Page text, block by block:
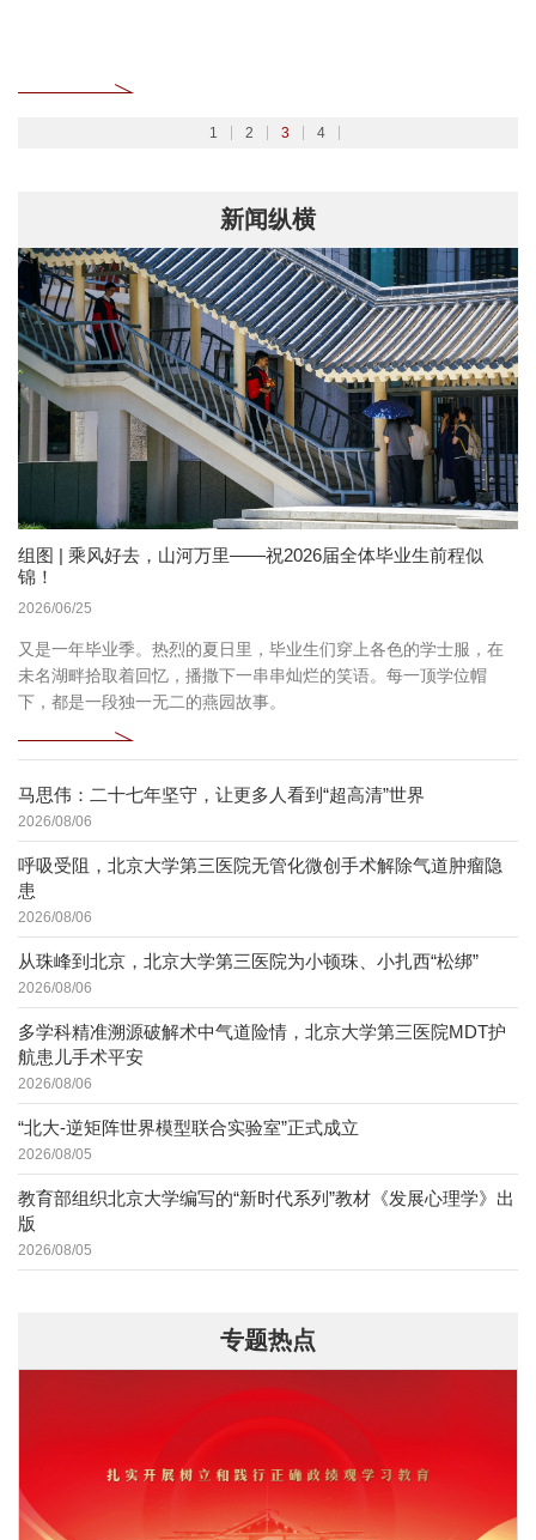
1 2 3 4
新闻纵横
组图 | 乘风好去，山河万里——祝2026届全体毕业生前程似
锦！
2026/06/25
又是一年毕业季。热烈的夏日里，毕业生们穿上各色的学士服，在
未名湖畔拾取着回忆，播撒下一串串灿烂的笑语。每一顶学位帽
下，都是一段独一无二的燕园故事。
马思伟：二十七年坚守，让更多人看到“超高清”世界
2026/08/06
呼吸受阻，北京大学第三医院无管化微创手术解除气道肿瘤隐
患
2026/08/06
从珠峰到北京，北京大学第三医院为小顿珠、小扎西“松绑”
2026/08/06
多学科精准溯源破解术中气道险情，北京大学第三医院MDT护
航患儿手术平安
2026/08/06
“北大-逆矩阵世界模型联合实验室”正式成立
2026/08/05
教育部组织北京大学编写的“新时代系列”教材《发展心理学》出
版
2026/08/05
专题热点